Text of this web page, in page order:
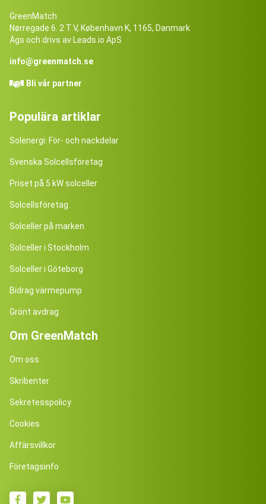
GreenMatch
Nørregade 6. 2 T.V, København K, 1165, Danmark
Ägs och drivs av Leads.io ApS
info@greenmatch.se
Bli vår partner
Populära artiklar
Solenergi: För- och nackdelar
Svenska Solcellsföretag
Priset på 5 kW solceller
Solcellsföretag
Solceller på marken
Solceller i Stockholm
Solceller i Göteborg
Bidrag värmepump
Grönt avdrag
Om GreenMatch
Om oss
Skribenter
Sekretesspolicy
Cookies
Affärsvillkor
Företagsinfo